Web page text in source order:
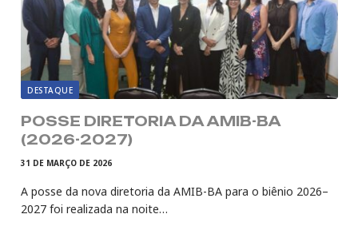
DESTAQUE
POSSE DIRETORIA DA AMIB-BA
(2026-2027)
31 DE MARÇO DE 2026
A posse da nova diretoria da AMIB-BA para o biênio 2026–
2027 foi realizada na noite…